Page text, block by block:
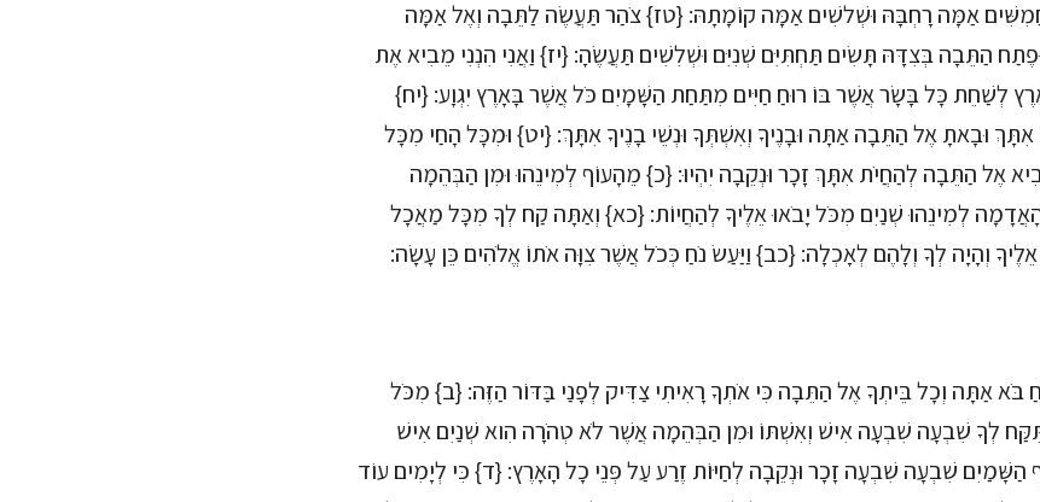
אַמָּה רָחְבָּהּ וּשְׁלשִׁים אַמָּה קוֹמָתָהּ: {טז} צֹהַר תַּעֲשֶׂה לַתֵּבָה וְאֶל אַמָּה
הַתֵּבָה בְּצִדָּהּ תָּשִׂים תַּחְתִּיִּם שְׁנִיִּם וּשְׁלִשִׁים תַּעֲשֶׂהָ: {יז} וַאֲנִי הִנְנִי מֵבִיא אֶת
לְשַׁחֵת כָּל בָּשָׂר אֲשֶׁר בּוֹ רוּחַ חַיִּים מִתַּחַת הַשָּׁמָיִם כֹּל אֲשֶׁר בָּאָרֶץ יִגְוָע: {יח}
אִתָּךְ וּבָאתָ אֶל הַתֵּבָה אַתָּה וּבָנֶיךָ וְאִשְׁתְּךָ וּנְשֵׁי בָנֶיךָ אִתָּךְ: {יט} וּמִכָּל הָחַי מִכָּל
אֶל הַתֵּבָה לְהַחֲיֹת אִתָּךְ זָכָר וּנְקֵבָה יִהְיוּ: {כ} מֵהָעוֹף לְמִינֵהוּ וּמִן הַבְּהֵמָה
לְמִינֵהוּ שְׁנַיִם מִכֹּל יָבֹאוּ אֵלֶיךָ לְהַחֲיוֹת: {כא} וְאַתָּה קַח לְךָ מִכָּל מַאֲכָל
וְהָיָה לְךָ וְלָהֶם לְאָכְלָה: {כב} וַיַּעַשׂ נֹחַ כְּכֹל אֲשֶׁר צִוָּה אֹתוֹ אֱלֹהִים כֵּן עָשָׂה:
בֹּא אַתָּה וְכָל בֵּיתְךָ אֶל הַתֵּבָה כִּי אֹתְךָ רָאִיתִי צַדִּיק לְפָנַי בַּדּוֹר הַזֶּה: {ב} מִכֹּל
לְךָ שִׁבְעָה שִׁבְעָה אִישׁ וְאִשְׁתּוֹ וּמִן הַבְּהֵמָה אֲשֶׁר לֹא טְהֹרָה הִוא שְׁנַיִם אִישׁ
הַשָּׁמַיִם שִׁבְעָה שִׁבְעָה זָכָר וּנְקֵבָה לְחַיּוֹת זֶרַע עַל פְּנֵי כָל הָאָרֶץ: {ד} כִּי לְיָמִים עוֹד